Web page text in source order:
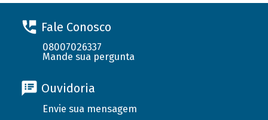
Fale Conosco
08007026337
Mande sua pergunta
Ouvidoria
Envie sua mensagem